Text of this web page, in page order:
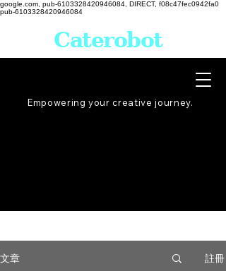
google.com, pub-6103328420946084, DIRECT, f08c47fec0942fa0
pub-6103328420946084
Empowering your creative journey.
Caterobot
文章 註冊